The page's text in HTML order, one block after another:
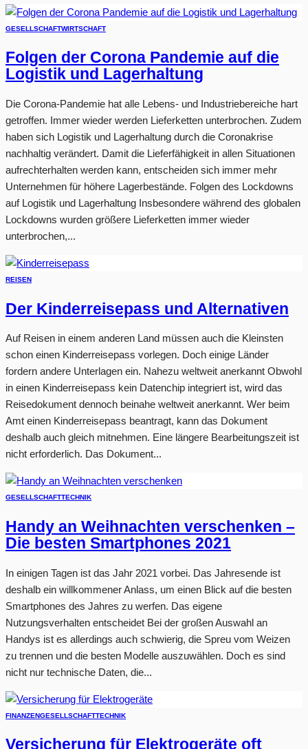
GESELLSCHAFTWIRTSCHAFT
Folgen der Corona Pandemie auf die
Logistik und Lagerhaltung
Die Corona-Pandemie hat alle Lebens- und Industriebereiche hart
getroffen. Immer wieder werden Lieferketten unterbrochen. Zudem
haben sich Logistik und Lagerhaltung durch die Coronakrise
nachhaltig verändert. Damit die Lieferfähigkeit in allen Situationen
aufrechterhalten werden kann, entscheiden sich immer mehr
Unternehmen für höhere Lagerbestände. Folgen des Lockdowns
auf Logistik und Lagerhaltung Insbesondere während des globalen
Lockdowns wurden größere Lieferketten immer wieder
unterbrochen,...
REISEN
Der Kinderreisepass und Alternativen
Auf Reisen in einem anderen Land müssen auch die Kleinsten
schon einen Kinderreisepass vorlegen. Doch einige Länder
fordern andere Unterlagen ein. Nahezu weltweit anerkannt Obwohl
in einen Kinderreisepass kein Datenchip integriert ist, wird das
Reisedokument dennoch beinahe weltweit anerkannt. Wer beim
Amt einen Kinderreisepass beantragt, kann das Dokument
deshalb auch gleich mitnehmen. Eine längere Bearbeitungszeit ist
nicht erforderlich. Das Dokument...
GESELLSCHAFTTECHNIK
Handy an Weihnachten verschenken –
Die besten Smartphones 2021
In einigen Tagen ist das Jahr 2021 vorbei. Das Jahresende ist
deshalb ein willkommener Anlass, um einen Blick auf die besten
Smartphones des Jahres zu werfen. Das eigene
Nutzungsverhalten entscheidet Bei der großen Auswahl an
Handys ist es allerdings auch schwierig, die Spreu vom Weizen
zu trennen und die besten Modelle auszuwählen. Doch es sind
nicht nur technische Daten, die...
FINANZENGESELLSCHAFTTECHNIK
Versicherung für Elektrogeräte oft